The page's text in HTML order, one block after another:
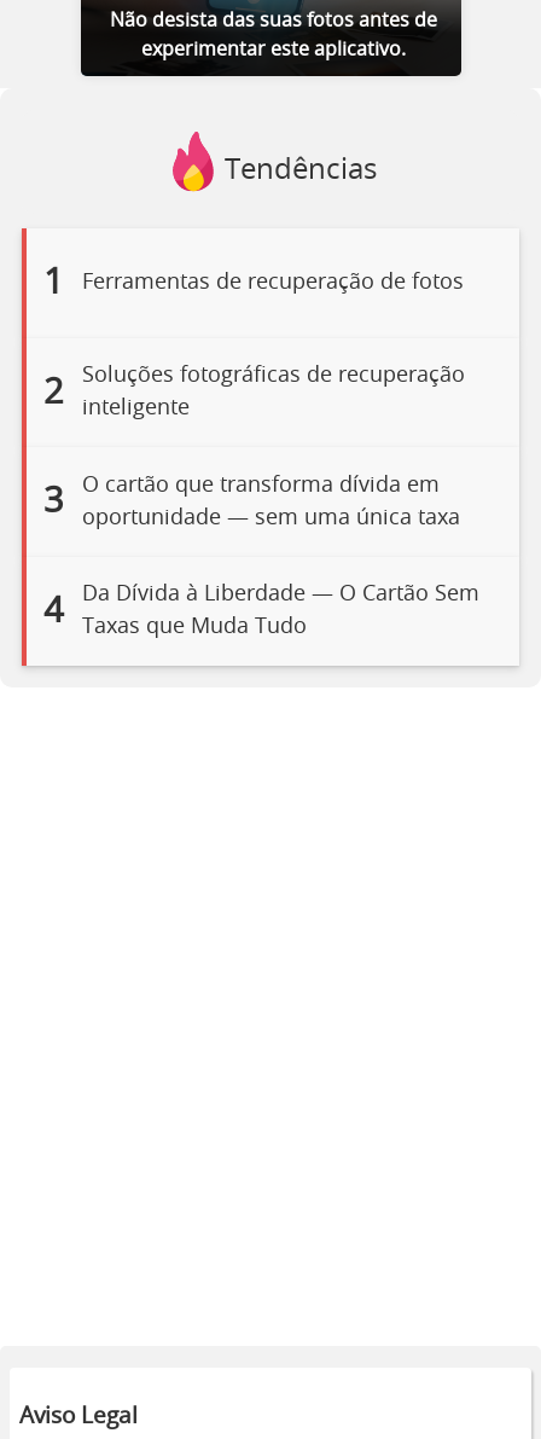
Não desista das suas fotos antes de
experimentar este aplicativo.
Tendências
1 Ferramentas de recuperação de fotos
2
Soluções fotográficas de recuperação
inteligente
3
O cartão que transforma dívida em
oportunidade — sem uma única taxa
4
Da Dívida à Liberdade — O Cartão Sem
Taxas que Muda Tudo
Aviso Legal